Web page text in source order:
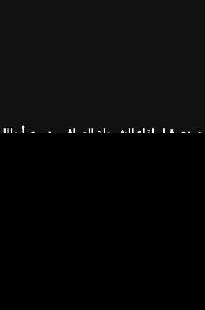
قبل لقاء الشرطة العراقي بدوري أبطال